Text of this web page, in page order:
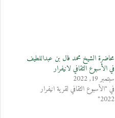
محاضرة الشيخ محمد فال بن عبداللطيف
في الأسبوع الثقافي لانيفرار
سبتمبر 19, 2022
في "الأسبوع الثقافي لقرية انيفرار
2022"